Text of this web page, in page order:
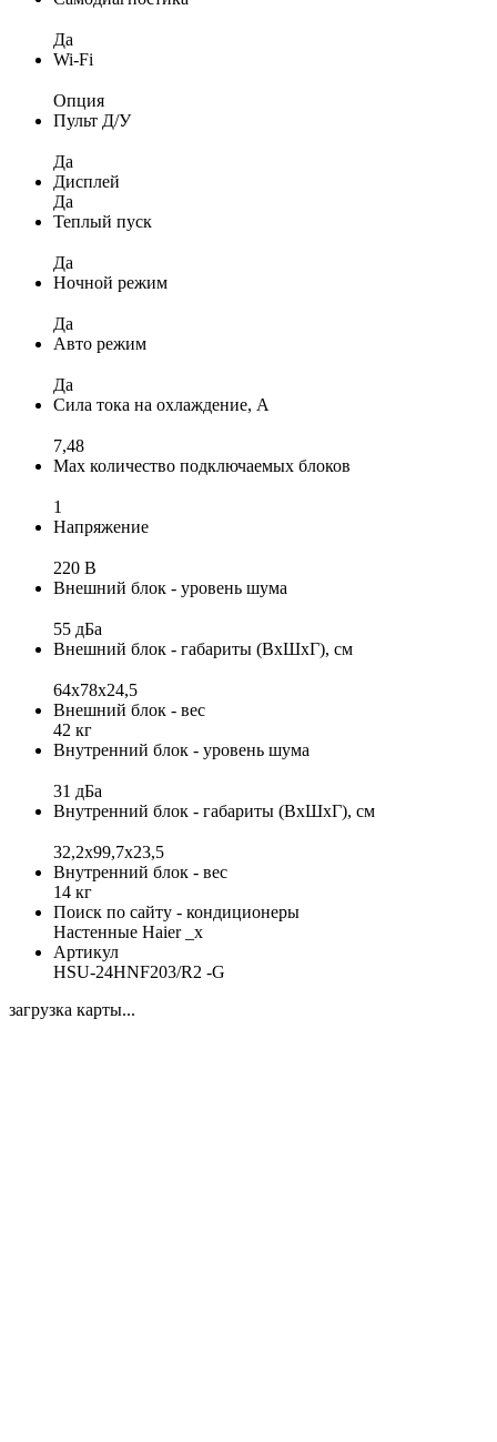
Да
Wi-Fi
Опция
Пульт Д/У
Да
Дисплей
Да
Теплый пуск
Да
Ночной режим
Да
Авто режим
Да
Сила тока на охлаждение, А
7,48
Max количество подключаемых блоков
1
Напряжение
220 В
Внешний блок - уровень шума
55 дБа
Внешний блок - габариты (ВхШхГ), см
64х78x24,5
Внешний блок - вес
42 кг
Внутренний блок - уровень шума
31 дБа
Внутренний блок - габариты (ВхШхГ), см
32,2x99,7x23,5
Внутренний блок - вес
14 кг
Поиск по сайту - кондиционеры
Настенные Haier _x
Артикул
HSU-24HNF203/R2 -G
загрузка карты...